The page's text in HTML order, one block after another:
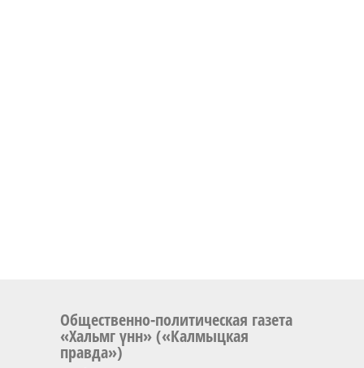
Общественно-политическая газета
«Хальмг үнн» («Калмыцкая
правда»)